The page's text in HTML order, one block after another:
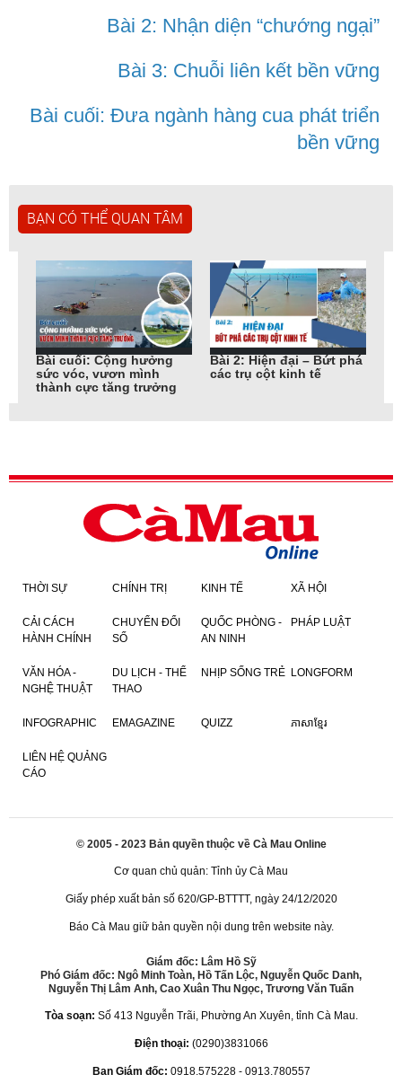
Bài 2: Nhận diện “chướng ngại”
Bài 3: Chuỗi liên kết bền vững
Bài cuối: Đưa ngành hàng cua phát triển
bền vững
BẠN CÓ THỂ QUAN TÂM
Cà Mau – Bừng sáng từ
những “bệ phóng”
Bài cuối: Đưa ngành
hàng cua phát triển bền
THỜI SỰ CHÍNH TRỊ KINH TẾ XÃ HỘI
CẢI CÁCH
HÀNH CHÍNH
CHUYỂN ĐỔI
SỐ
QUỐC PHÒNG -
AN NINH
PHÁP LUẬT
VĂN HÓA -
NGHỆ THUẬT
DU LỊCH - THỂ
THAO
NHỊP SỐNG TRẺ LONGFORM
INFOGRAPHIC EMAGAZINE QUIZZ ភាសាខ្មែរ
LIÊN HỆ QUẢNG
CÁO
© 2005 - 2023 Bản quyền thuộc về Cà Mau Online
Cơ quan chủ quản: Tỉnh ủy Cà Mau
Giấy phép xuất bản số 620/GP-BTTTT, ngày 24/12/2020
Báo Cà Mau giữ bản quyền nội dung trên website này.
Giám đốc: Lâm Hồ Sỹ
Phó Giám đốc: Ngô Minh Toàn, Hồ Tấn Lộc, Nguyễn Quốc Danh,
Nguyễn Thị Lâm Anh, Cao Xuân Thu Ngọc, Trương Văn Tuấn
Tòa soạn: Số 413 Nguyễn Trãi, Phường An Xuyên, tỉnh Cà Mau.
Điện thoại: (0290)3831066
Ban Giám đốc: 0918.575228 - 0913.780557